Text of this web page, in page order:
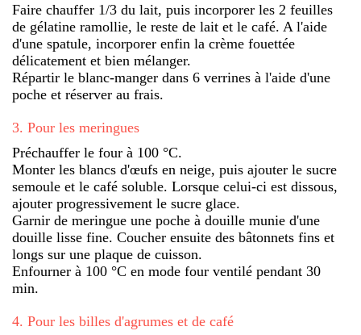
Faire chauffer 1/3 du lait, puis incorporer les 2 feuilles
de gélatine ramollie, le reste de lait et le café. A l'aide
d'une spatule, incorporer enfin la crème fouettée
délicatement et bien mélanger.
Répartir le blanc-manger dans 6 verrines à l'aide d'une
poche et réserver au frais.
3. Pour les meringues
Préchauffer le four à 100 °C.
Monter les blancs d'œufs en neige, puis ajouter le sucre
semoule et le café soluble. Lorsque celui-ci est dissous,
ajouter progressivement le sucre glace.
Garnir de meringue une poche à douille munie d'une
douille lisse fine. Coucher ensuite des bâtonnets fins et
longs sur une plaque de cuisson.
Enfourner à 100 °C en mode four ventilé pendant 30
min.
4. Pour les billes d'agrumes et de café